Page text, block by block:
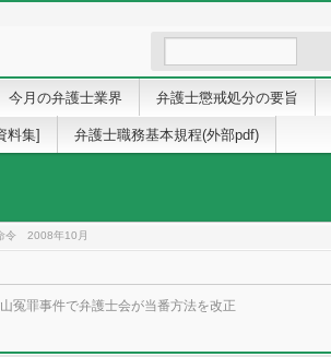
今月の弁護士業界 弁護士懲戒処分の要旨
料集] 弁護士職務基本規程(外部pdf)
令 2008年10月
冤罪事件で弁護士会が当番方法を改正